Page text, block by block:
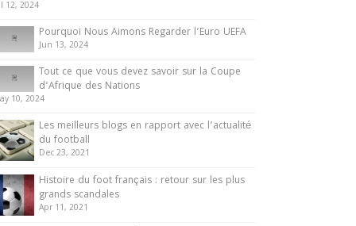
12, 2024
Pourquoi Nous Aimons Regarder l’Euro UEFA
Jun 13, 2024
Tout ce que vous devez savoir sur la Coupe
d’Afrique des Nations
10, 2024
Les meilleurs blogs en rapport avec l’actualité
du football
Dec 23, 2021
Histoire du foot français : retour sur les plus
grands scandales
Apr 11, 2021